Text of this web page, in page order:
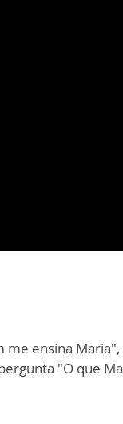
me ensina
"O que